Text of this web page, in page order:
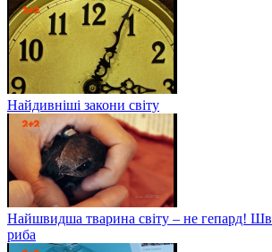
Найдивніші закони світу
Найшвидша тварина світу – не гепард!
риба